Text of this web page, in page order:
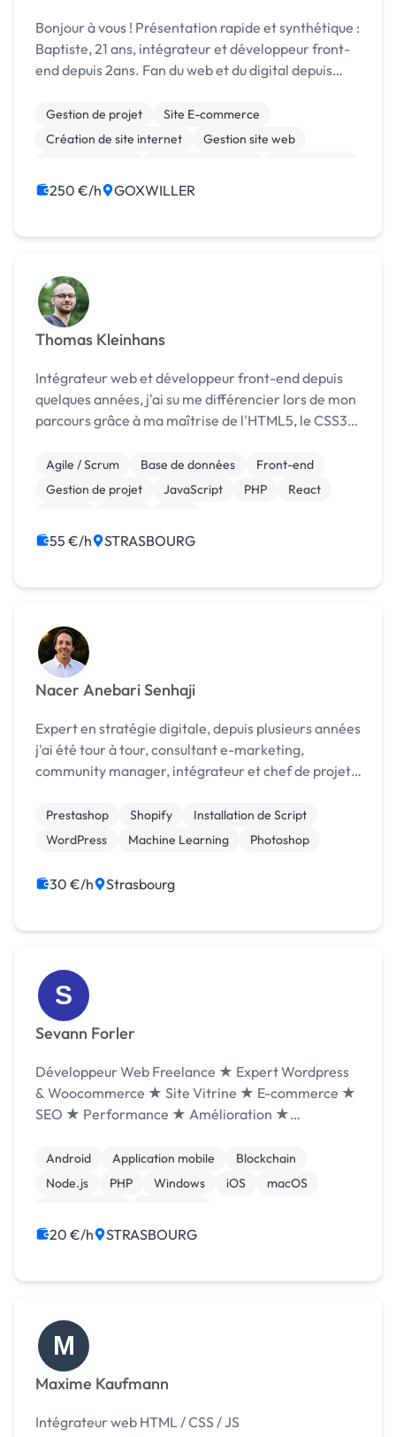
Bonjour à vous ! Présentation rapide et synthétique :
Baptiste, 21 ans, intégrateur et développeur front-
end depuis 2ans. Fan du web et du digital depuis
études et un métier du domaine, à savoi...
Gestion de projet
Site E-commerce
Création de site internet
Gestion site web
250 €/h GOXWILLER
Thomas Kleinhans
Intégrateur web et développeur front-end depuis
quelques années, j'ai su me différencier lors de mon
parcours grâce à ma maîtrise de l'HTML5, le CSS3,
J'ai travaillé plusieurs années sur des ...
Agile / Scrum Base de données
Front-end
Gestion de projet
JavaScript PHP
React
55 €/h STRASBOURG
Nacer Anebari Senhaji
Expert en stratégie digitale, depuis plusieurs années
j'ai été tour à tour, consultant e-marketing,
community manager, intégrateur et chef de projet.
Prestashop Shopify
Installation de Script
WordPress
Machine Learning Photoshop
30 €/h Strasbourg
S
Sevann Forler
Développeur Web Freelance ★ Expert Wordpress
& Woocommerce ★ Site Vitrine ★ E-commerce ★
SEO ★ Performance ★ Amélioration ★
JS - MYSQL ★ Développeur Web Freelance depuis
2017. Je travaille princ...
Android Application mobile
Blockchain
Node.js
PHP Windows iOS
macOS
20 €/h STRASBOURG
M
Maxime Kaufmann
Intégrateur web HTML / CSS / JS